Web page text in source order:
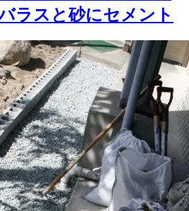
ラスと砂にセメント